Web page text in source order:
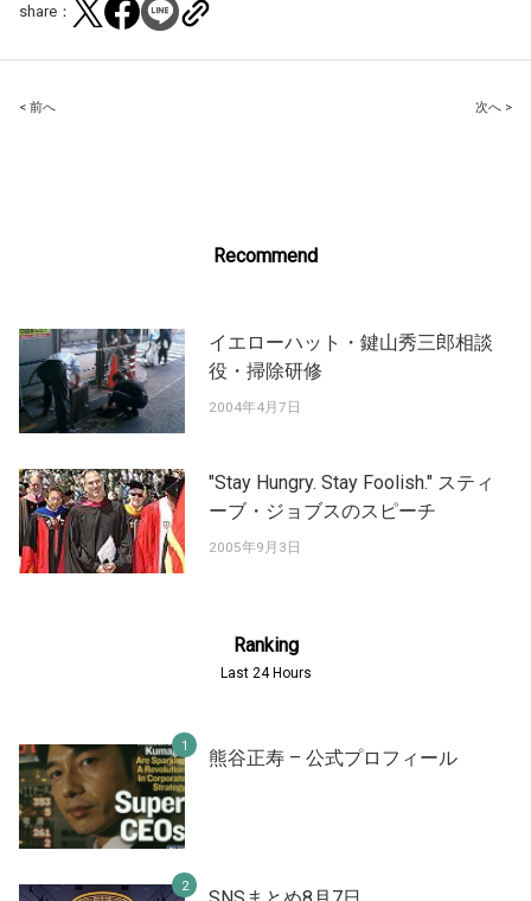
share：
Post
< 前へ 次へ >
Recommend
イエローハット・鍵山秀三郎相談
役・掃除研修
2004年4月7日
"Stay Hungry. Stay Foolish." スティ
ーブ・ジョブスのスピーチ
2005年9月3日
Ranking
Last 24 Hours
熊谷正寿 – 公式プロフィール